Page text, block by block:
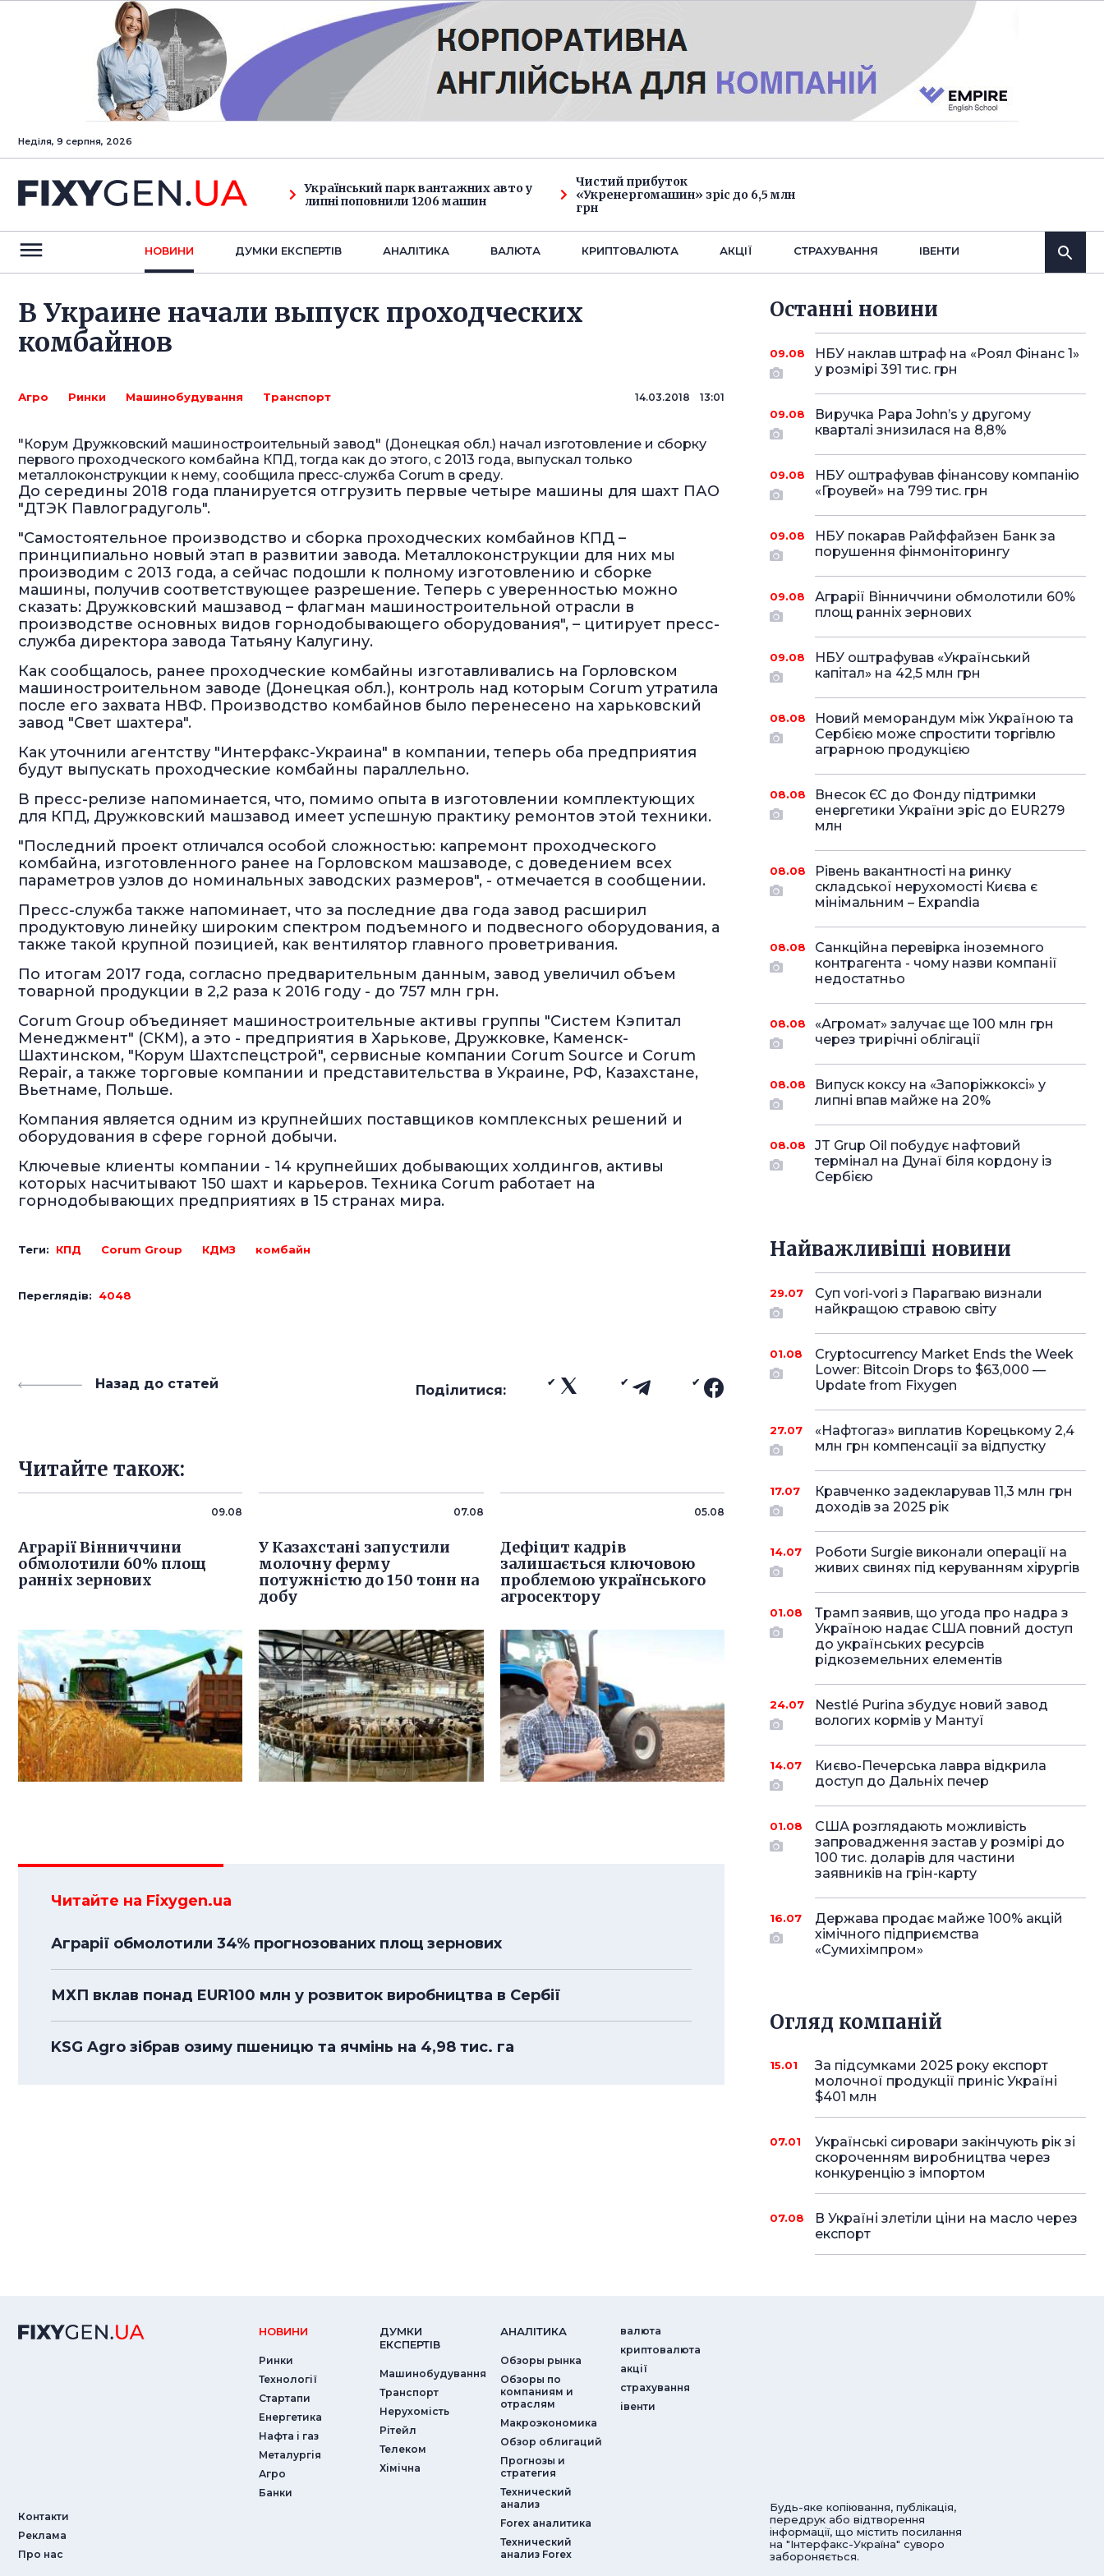
Неділя, 9 серпня, 2026
Український парк вантажних авто у
липні поповнили 1206 машин
Чистий прибуток
«Укренергомашин» зріс до 6,5 млн
грн
НОВИНИ ДУМКИ ЕКСПЕРТIВ АНАЛIТИКА ВАЛЮТА КРИПТОВАЛЮТА АКЦІЇ СТРАХУВАННЯ IВЕНТИ
В Украине начали выпуск проходческих
комбайнов
Агро Ринки Машинобудування Транспорт 14.03.2018 13:01
"Корум Дружковский машиностроительный завод" (Донецкая обл.) начал изготовление и сборку
первого проходческого комбайна КПД, тогда как до этого, с 2013 года, выпускал только
металлоконструкции к нему, сообщила пресс-служба Corum в среду.
До середины 2018 года планируется отгрузить первые четыре машины для шахт ПАО
"ДТЭК Павлоградуголь".
"Самостоятельное производство и сборка проходческих комбайнов КПД –
принципиально новый этап в развитии завода. Металлоконструкции для них мы
производим с 2013 года, а сейчас подошли к полному изготовлению и сборке
машины, получив соответствующее разрешение. Теперь с уверенностью можно
сказать: Дружковский машзавод – флагман машиностроительной отрасли в
производстве основных видов горнодобывающего оборудования", – цитирует пресс-
служба директора завода Татьяну Калугину.
Как сообщалось, ранее проходческие комбайны изготавливались на Горловском
машиностроительном заводе (Донецкая обл.), контроль над которым Corum утратила
после его захвата НВФ. Производство комбайнов было перенесено на харьковский
завод "Свет шахтера".
Как уточнили агентству "Интерфакс-Украина" в компании, теперь оба предприятия
будут выпускать проходческие комбайны параллельно.
В пресс-релизе напоминается, что, помимо опыта в изготовлении комплектующих
для КПД, Дружковский машзавод имеет успешную практику ремонтов этой техники.
"Последний проект отличался особой сложностью: капремонт проходческого
комбайна, изготовленного ранее на Горловском машзаводе, с доведением всех
параметров узлов до номинальных заводских размеров", - отмечается в сообщении.
Пресс-служба также напоминает, что за последние два года завод расширил
продуктовую линейку широким спектром подъемного и подвесного оборудования, а
также такой крупной позицией, как вентилятор главного проветривания.
По итогам 2017 года, согласно предварительным данным, завод увеличил объем
товарной продукции в 2,2 раза к 2016 году - до 757 млн грн.
Corum Group объединяет машиностроительные активы группы "Систем Кэпитал
Менеджмент" (СКМ), а это - предприятия в Харькове, Дружковке, Каменск-
Шахтинском, "Корум Шахтспецстрой", сервисные компании Corum Source и Corum
Repair, а также торговые компании и представительства в Украине, РФ, Казахстане,
Вьетнаме, Польше.
Компания является одним из крупнейших поставщиков комплексных решений и
оборудования в сфере горной добычи.
Ключевые клиенты компании - 14 крупнейших добывающих холдингов, активы
которых насчитывают 150 шахт и карьеров. Техника Corum работает на
горнодобывающих предприятиях в 15 странах мира.
Теги: КПД Corum Group КДМЗ комбайн
Переглядів: 4048
Назад до статей Поділитися:
Читайте також:
09.08
Аграрії Вінниччини
обмолотили 60% площ
ранніх зернових
07.08
У Казахстані запустили
молочну ферму
потужністю до 150 тонн на
добу
05.08
Дефіцит кадрів
залишається ключовою
проблемою українського
агросектору
Читайте на Fixygen.ua
Аграрії обмолотили 34% прогнозованих площ зернових
МХП вклав понад EUR100 млн у розвиток виробництва в Сербії
KSG Agro зібрав озиму пшеницю та ячмінь на 4,98 тис. га
Останнi новини
09.08
НБУ наклав штраф на «Роял Фінанс 1»
у розмірі 391 тис. грн
09.08
Виручка Papa John’s у другому
кварталі знизилася на 8,8%
09.08
НБУ оштрафував фінансову компанію
«Гроувей» на 799 тис. грн
09.08
НБУ покарав Райффайзен Банк за
порушення фінмоніторингу
09.08
Аграрії Вінниччини обмолотили 60%
площ ранніх зернових
09.08
НБУ оштрафував «Український
капітал» на 42,5 млн грн
08.08
Новий меморандум між Україною та
Сербією може спростити торгівлю
аграрною продукцією
08.08
Внесок ЄС до Фонду підтримки
енергетики України зріс до EUR279
млн
08.08
Рівень вакантності на ринку
складської нерухомості Києва є
мінімальним – Expandia
08.08
Санкційна перевірка іноземного
контрагента - чому назви компанії
недостатньо
08.08
«Агромат» залучає ще 100 млн грн
через трирічні облігації
08.08
Випуск коксу на «Запоріжкоксі» у
липні впав майже на 20%
08.08
JT Grup Oil побудує нафтовий
термінал на Дунаї біля кордону із
Сербією
Найважливіші новини
29.07
Суп vori-vori з Парагваю визнали
найкращою стравою світу
01.08
Cryptocurrency Market Ends the Week
Lower: Bitcoin Drops to $63,000 —
Update from Fixygen
27.07
«Нафтогаз» виплатив Корецькому 2,4
млн грн компенсації за відпустку
17.07
Кравченко задекларував 11,3 млн грн
доходів за 2025 рік
14.07
Роботи Surgie виконали операції на
живих свинях під керуванням хірургів
01.08
Трамп заявив, що угода про надра з
Україною надає США повний доступ
до українських ресурсів
рідкоземельних елементів
24.07
Nestlé Purina збудує новий завод
вологих кормів у Мантуї
14.07
Києво-Печерська лавра відкрила
доступ до Дальніх печер
01.08
США розглядають можливість
запровадження застав у розмірі до
100 тис. доларів для частини
заявників на грін-карту
16.07
Держава продає майже 100% акцій
хімічного підприємства
«Сумихімпром»
Огляд компаній
15.01
За підсумками 2025 року експорт
молочної продукції приніс Україні
$401 млн
07.01
Українські сировари закінчують рік зі
скороченням виробництва через
конкуренцію з імпортом
07.08
В Україні злетіли ціни на масло через
експорт
Контакти
Реклама
Про нас
НОВИНИ
Ринки
Технології
Стартапи
Енергетика
Нафта і газ
Металургія
Агро
Банки
ДУМКИ
ЕКСПЕРТIВ
Машинобудування
Транспорт
Нерухомість
Рітейл
Телеком
Хімічна
АНАЛIТИКА
Обзоры рынка
Обзоры по
компаниям и
отраслям
Макроэкономика
Обзор облигаций
Прогнозы и
стратегия
Технический
анализ
Forex аналитика
Технический
анализ Forex
валюта
криптовалюта
акції
страхування
iвенти
Будь-яке копіювання, публікація,
передрук або відтворення
інформації, що містить посилання
на "Інтерфакс-Україна" суворо
забороняється.